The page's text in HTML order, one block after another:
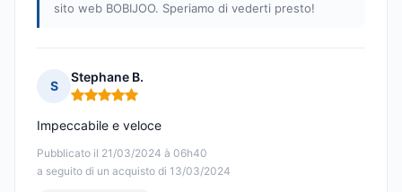
sito web BOBIJOO. Speriamo di vederti presto!
S
Stephane B.
Nota: 5 su 5
Pubblicato il 21/03/2024 à 06h40
a seguito di un acquisto di 13/03/2024
Impeccabile e veloce